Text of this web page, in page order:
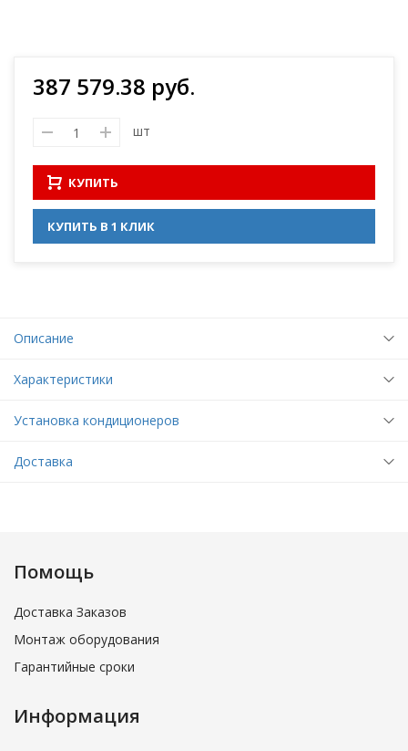
387 579.38 руб.
шт
КУПИТЬ
КУПИТЬ В 1 КЛИК
Описание
Характеристики
Установка кондиционеров
Доставка
Помощь
Доставка Заказов
Монтаж оборудования
Гарантийные сроки
Информация